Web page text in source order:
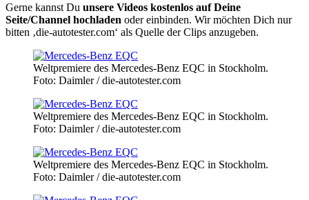
Gerne kannst Du unsere Videos kostenlos auf Deine
Seite/Channel hochladen oder einbinden. Wir möchten Dich nur
bitten ‚die-autotester.com‘ als Quelle der Clips anzugeben.
Weltpremiere des Mercedes-Benz EQC in Stockholm.
Foto: Daimler / die-autotester.com
Weltpremiere des Mercedes-Benz EQC in Stockholm.
Foto: Daimler / die-autotester.com
Weltpremiere des Mercedes-Benz EQC in Stockholm.
Foto: Daimler / die-autotester.com